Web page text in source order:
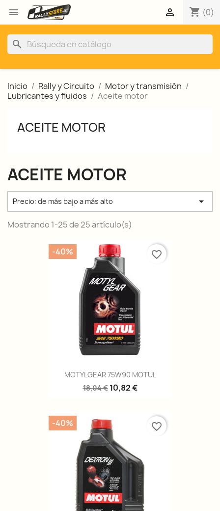
 shopping_cart (0)

search
Inicio Rally y Circuito
Motor y transmisión
Lubricantes y fluidos
Aceite motor
ACEITE MOTOR
ACEITE MOTOR
Precio: de más bajo a más alto 
Mostrando 1-25 de 25 artículo(s)
MOTYLGEAR 75W90 MOTUL
18,04 € 10,82 €
-40% favorite_border
-40% favorite_border